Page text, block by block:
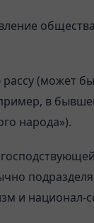
(может
в
народа»).
и национал-